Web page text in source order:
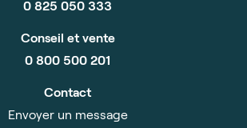
0 825 050 333
Conseil et vente
0 800 500 201
Contact
Envoyer un message